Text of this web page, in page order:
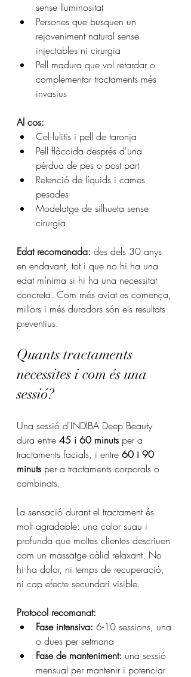
sense lluminositat
Persones que busquen un
rejoveniment natural sense
injectables ni cirurgia
Pell madura que vol retardar o
complementar tractaments més
invasius
Al cos:
Cel·lulitis i pell de taronja
Pell flàccida després d'una
pèrdua de pes o post part
Retenció de líquids i cames
pesades
Modelatge de silhueta sense
cirurgia
Edat recomanada: des dels 30 anys
en endavant, tot i que no hi ha una
edat mínima si hi ha una necessitat
concreta. Com més aviat es comença,
millors i més duradors són els resultats
preventius.
Quants tractaments
necessites i com és una
sessió?
Una sessió d'INDIBA Deep Beauty
dura entre 45 i 60 minuts per a
tractaments facials, i entre 60 i 90
minuts per a tractaments corporals o
combinats.
La sensació durant el tractament és
molt agradable: una calor suau i
profunda que moltes clientes descriuen
com un massatge càlid relaxant. No
hi ha dolor, ni temps de recuperació,
ni cap efecte secundari visible.
Protocol recomanat:
Fase intensiva: 6-10 sessions, una
o dues per setmana
Fase de manteniment: una sessió
mensual per mantenir i potenciar